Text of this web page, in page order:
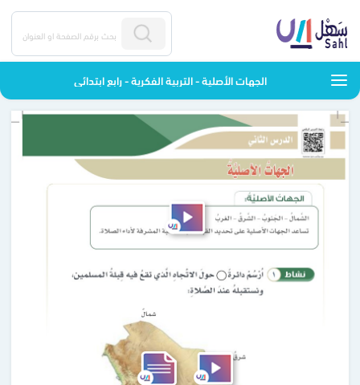
الجهات الأصلية - التربية الفكرية - رابع ابتدائي